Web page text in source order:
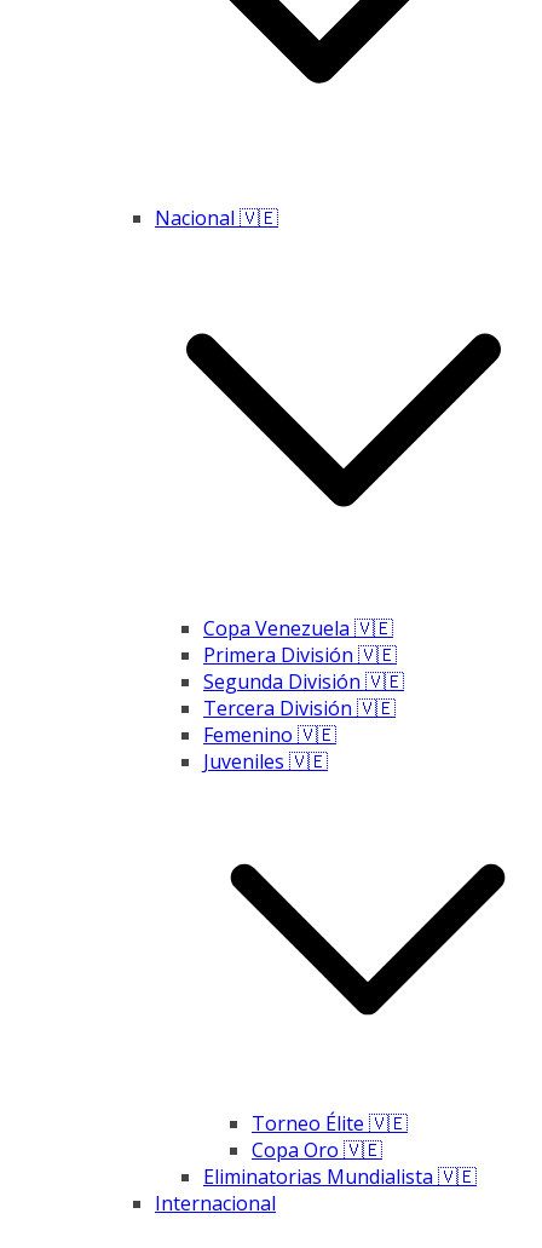
Nacional 🇻🇪
Copa Venezuela 🇻🇪
Primera División 🇻🇪
Segunda División 🇻🇪
Tercera División 🇻🇪
Femenino 🇻🇪
Juveniles 🇻🇪
Torneo Élite 🇻🇪
Copa Oro 🇻🇪
Eliminatorias Mundialista 🇻🇪
Internacional